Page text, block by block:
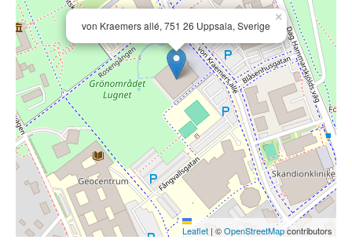
von Kraemers allé, 751 26 Uppsala, Sverige
×
Leaflet | ©OpenStreetMapcontributors